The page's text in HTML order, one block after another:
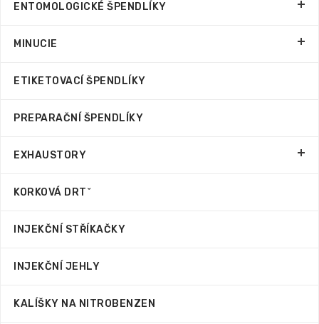
ENTOMOLOGICKÉ ŠPENDLÍKY
MINUCIE
ETIKETOVACÍ ŠPENDLÍKY
PREPARAČNÍ ŠPENDLÍKY
EXHAUSTORY
KORKOVÁ DRTˇ
INJEKČNÍ STŘÍKAČKY
INJEKČNÍ JEHLY
KALÍŠKY NA NITROBENZEN